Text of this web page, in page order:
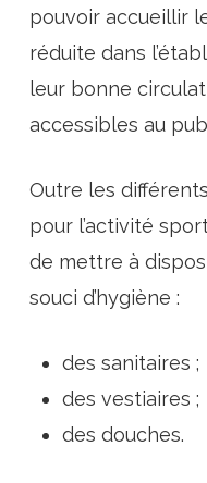
pouvoir accueillir
réduite dans
leur bonne
accessibles au
Outre les
pour l’activité
de mettre à
souci d’hygiène :
des sanitaires ;
des vestiaires ;
des douches.